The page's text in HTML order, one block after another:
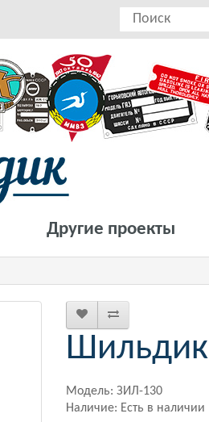
Другие проекты
Шильдик
Модель: ЗИЛ-130
Наличие: Есть в наличии